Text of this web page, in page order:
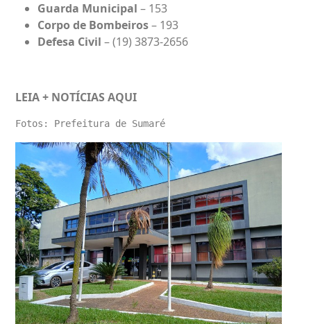
Guarda Municipal – 153
Corpo de Bombeiros– 193
Defesa Civil – (19) 3873-2656
LEIA + NOTÍCIAS AQUI
Fotos: Prefeitura de Sumaré